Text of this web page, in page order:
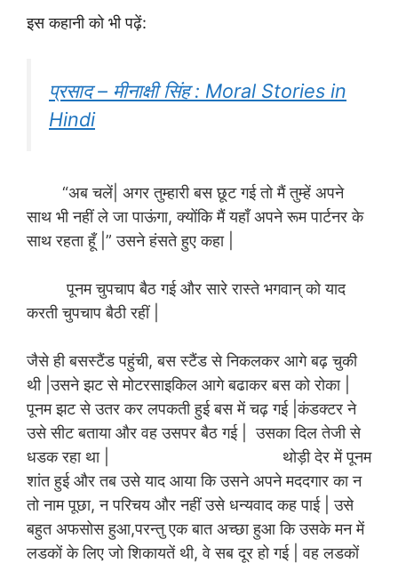
इस कहानी को भी पढ़ें:
प्रसाद – मीनाक्षी सिंह : Moral Stories in
Hindi
“अब चलें| अगर तुम्हारी बस छूट गई तो मैं तुम्हें अपने
साथ भी नहीं ले जा पाऊंगा, क्योंकि मैं यहाँ अपने रूम पार्टनर के
साथ रहता हूँ |” उसने हंसते हुए कहा |
पूनम चुपचाप बैठ गई और सारे रास्ते भगवान् को याद
करती चुपचाप बैठी रहीं |
जैसे ही बसस्टैंड पहुंची, बस स्टैंड से निकलकर आगे बढ़ चुकी
थी |उसने झट से मोटरसाइकिल आगे बढाकर बस को रोका |
पूनम झट से उतर कर लपकती हुई बस में चढ़ गई |कंडक्टर ने
उसे सीट बताया और वह उसपर बैठ गई | उसका दिल तेजी से
धडक रहा था | थोड़ी देर में पूनम
शांत हुई और तब उसे याद आया कि उसने अपने मददगार का न
तो नाम पूछा, न परिचय और नहीं उसे धन्यवाद कह पाई | उसे
बहुत अफसोस हुआ,परन्तु एक बात अच्छा हुआ कि उसके मन में
लडकों के लिए जो शिकायतें थी, वे सब दूर हो गई | वह लडकों